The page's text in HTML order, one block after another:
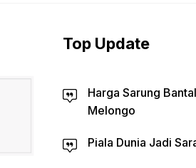
Top Update
Harga Sarung
Melongo
Piala Dunia Jadi